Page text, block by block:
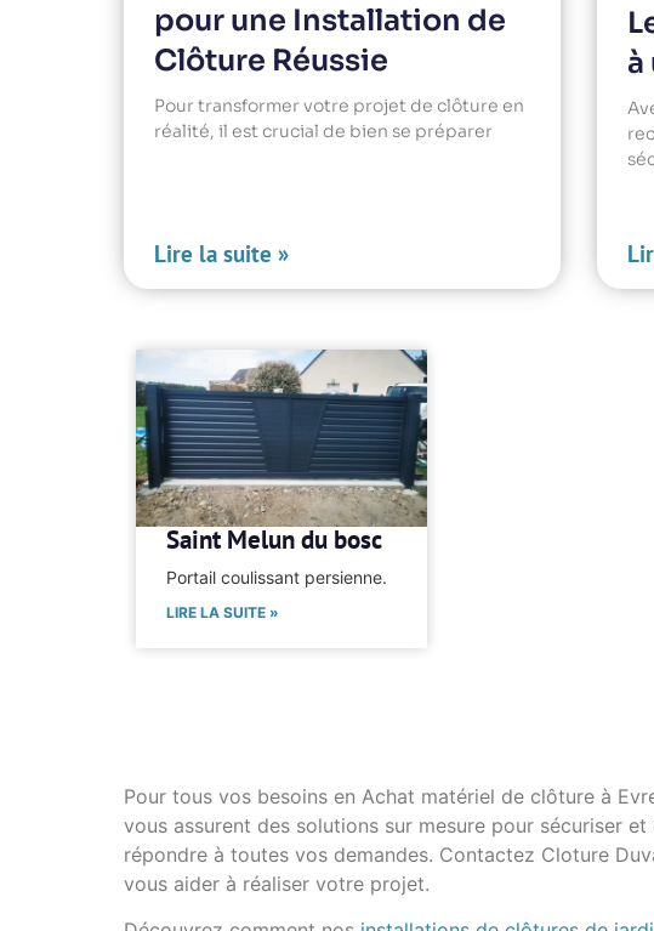
pour une Installation de
Clôture Réussie
Pour transformer votre projet de clôture en
réalité, il est crucial de bien se préparer
Lire la suite »
à
Saint Melun du bosc
Portail coulissant persienne.
LIRE LA SUITE »
Pour tous vos besoins en Achat matériel de clôture à
vous assurent des solutions sur mesure pour sécuriser
répondre à toutes vos demandes. Contactez Cloture
vous aider à réaliser votre projet.